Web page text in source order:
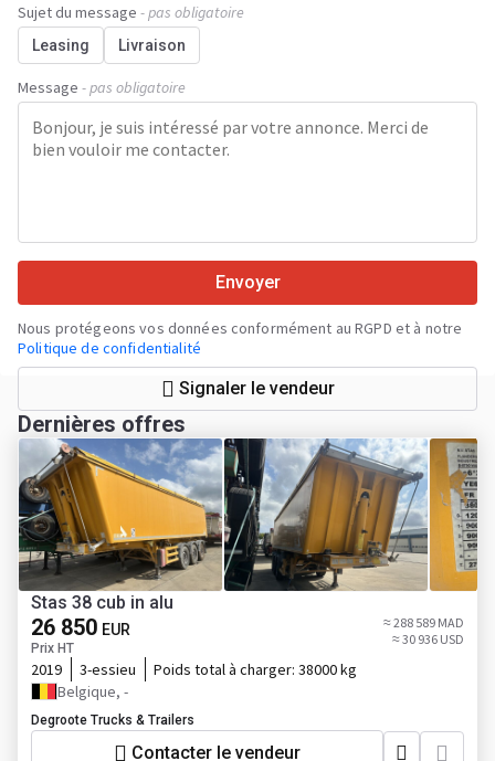
Sujet du message - pas obligatoire
Leasing Livraison
Message - pas obligatoire
Envoyer
Nous protégeons vos données conformément au RGPD et à notre
Politique de confidentialité
Signaler le vendeur
Dernières offres
Stas 38 cub in alu
26 850 EUR
Prix HT
≈ 288 589 MAD
≈ 30 936 USD
2019 3-essieu Poids total à charger: 38000 kg
Belgique, -
Degroote Trucks & Trailers
Contacter le vendeur